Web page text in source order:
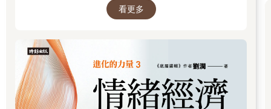
的世界中，認清所有真相！
看更多